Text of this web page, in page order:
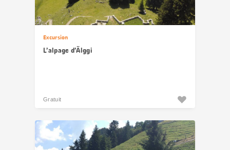
Excursion
L’alpage d’Älggi
Gratuit